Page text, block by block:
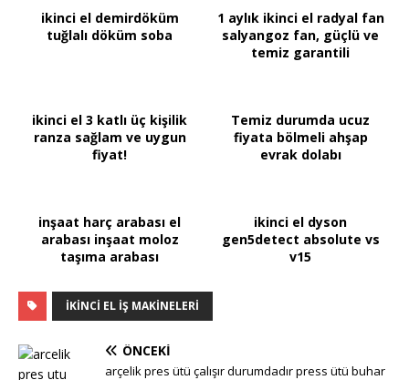
ikinci el demirdöküm
tuğlalı döküm soba
1 aylık ikinci el radyal fan
salyangoz fan, güçlü ve
temiz garantili
ikinci el 3 katlı üç kişilik
ranza sağlam ve uygun
fiyat!
Temiz durumda ucuz
fiyata bölmeli ahşap
evrak dolabı
inşaat harç arabası el
arabası inşaat moloz
taşıma arabası
ikinci el dyson
gen5detect absolute vs
v15
IKINCI EL IŞ MAKINELERI
ÖNCEKI
arçelik pres ütü çalışır durumdadır press ütü buhar